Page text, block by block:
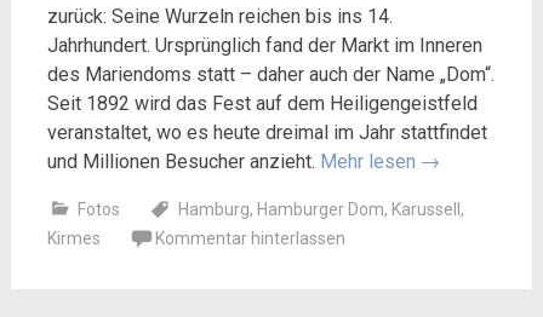
zurück: Seine Wurzeln reichen bis ins 14.
Jahrhundert. Ursprünglich fand der Markt im Inneren
des Mariendoms statt – daher auch der Name „Dom“.
Seit 1892 wird das Fest auf dem Heiligengeistfeld
veranstaltet, wo es heute dreimal im Jahr stattfindet
und Millionen Besucher anzieht. Mehr lesen →
Fotos Hamburg, Hamburger Dom, Karussell ,
Kirmes
Kommentar hinterlassen